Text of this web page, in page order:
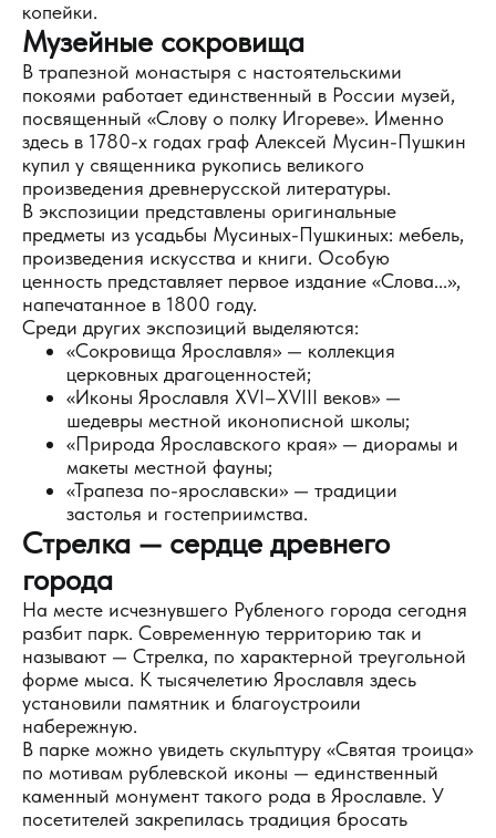
копейки.
Музейные сокровища
В трапезной монастыря с настоятельскими
покоями работает единственный в России музей,
посвященный «Слову о полку Игореве». Именно
здесь в 1780-х годах граф Алексей Мусин-Пушкин
купил у священника рукопись великого
произведения древнерусской литературы.
В экспозиции представлены оригинальные
предметы из усадьбы Мусиных-Пушкиных: мебель,
произведения искусства и книги. Особую
ценность представляет первое издание «Слова...»,
напечатанное в 1800 году.
Среди других экспозиций выделяются:
«Сокровища Ярославля» — коллекция
церковных драгоценностей;
«Иконы Ярославля XVI–XVIII веков» —
шедевры местной иконописной школы;
«Природа Ярославского края» — диорамы и
макеты местной фауны;
«Трапеза по-ярославски» — традиции
застолья и гостеприимства.
Стрелка — сердце древнего
города
На месте исчезнувшего Рубленого города сегодня
разбит парк. Современную территорию так и
называют — Стрелка, по характерной треугольной
форме мыса. К тысячелетию Ярославля здесь
установили памятник и благоустроили
набережную.
В парке можно увидеть скульптуру «Святая троица»
по мотивам рублевской иконы — единственный
каменный монумент такого рода в Ярославле. У
посетителей закрепилась традиция бросать